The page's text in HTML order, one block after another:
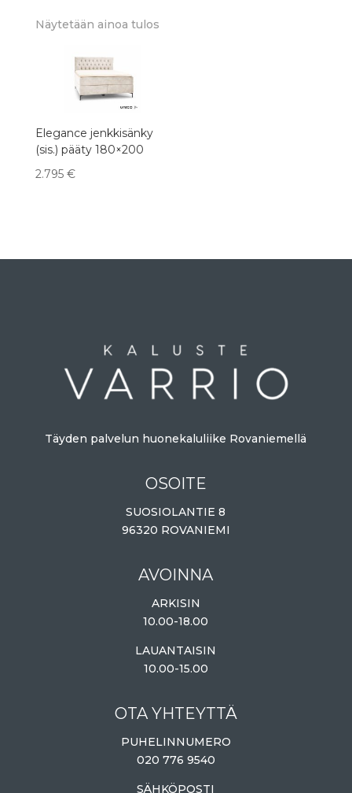
Näytetään ainoa tulos
Elegance jenkkisänky
(sis.) pääty 180×200
2.795 €
Täyden palvelun huonekaluliike Rovaniemellä
OSOITE
SUOSIOLANTIE 8
96320 ROVANIEMI
AVOINNA
ARKISIN
10.00-18.00
LAUANTAISIN
10.00-15.00
OTA YHTEYTTÄ
PUHELINNUMERO
020 776 9540
SÄHKÖPOSTI